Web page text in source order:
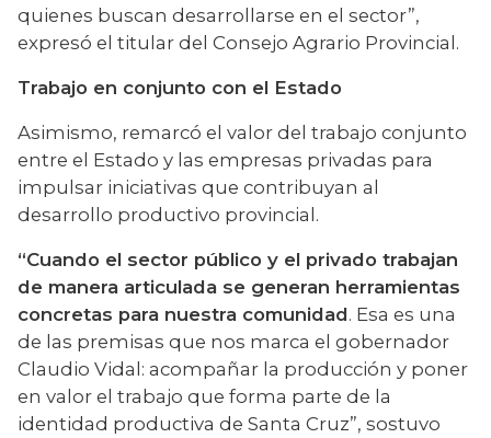
quienes buscan desarrollarse en el sector”,
expresó el titular del Consejo Agrario Provincial.
Trabajo en conjunto con el Estado
Asimismo, remarcó el valor del trabajo conjunto
entre el Estado y las empresas privadas para
impulsar iniciativas que contribuyan al
desarrollo productivo provincial.
“Cuando el sector público y el privado trabajan
de manera articulada se generan herramientas
concretas para nuestra comunidad. Esa es una
de las premisas que nos marca el gobernador
Claudio Vidal: acompañar la producción y poner
en valor el trabajo que forma parte de la
identidad productiva de Santa Cruz”, sostuvo